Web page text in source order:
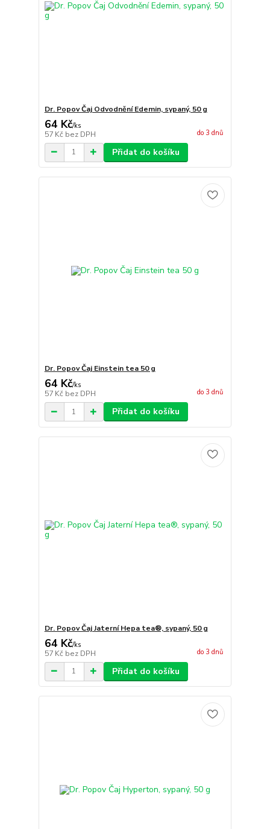
Dr. Popov Čaj Odvodnění Edemin, sypaný, 50 g
64 Kč/ks
57 Kč bez DPH do 3 dnů
Přidat do košíku
Dr. Popov Čaj Einstein tea 50 g
64 Kč/ks
57 Kč bez DPH do 3 dnů
Přidat do košíku
Dr. Popov Čaj Jaterní Hepa tea®, sypaný, 50 g
64 Kč/ks
57 Kč bez DPH do 3 dnů
Přidat do košíku